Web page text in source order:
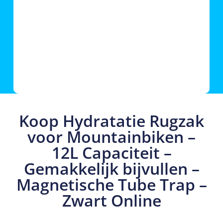
Koop Hydratatie Rugzak
voor Mountainbiken –
12L Capaciteit –
Gemakkelijk bijvullen –
Magnetische Tube Trap –
Zwart Online